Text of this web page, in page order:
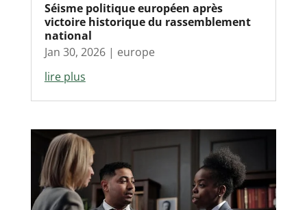
Séisme politique européen après
victoire historique du rassemblement
national
Jan 30, 2026| europe
lire plus